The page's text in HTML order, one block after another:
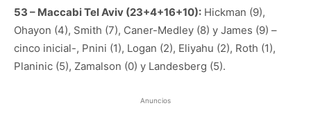
53 – Maccabi Tel Aviv (23+4+16+10): Hickman (9),
Ohayon (4), Smith (7), Caner-Medley (8) y James (9) –
cinco inicial-, Pnini (1), Logan (2), Eliyahu (2), Roth (1),
Planinic (5), Zamalson (0) y Landesberg (5).
Anuncios